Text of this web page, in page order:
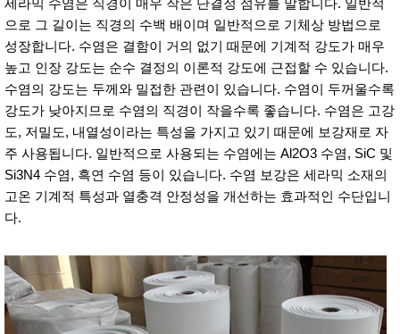
으로 그 길이는 직경의 수백 배이며 일반적으로 기체상 방법으로
성장합니다. 수염은 결함이 거의 없기 때문에 기계적 강도가 매우
높고 인장 강도는 순수 결정의 이론적 강도에 근접할 수 있습니다.
수염의 강도는 두께와 밀접한 관련이 있습니다. 수염이 두꺼울수록
강도가 낮아지므로 수염의 직경이 작을수록 좋습니다. 수염은 고강
도, 저밀도, 내열성이라는 특성을 가지고 있기 때문에 보강재로 자
주 사용됩니다. 일반적으로 사용되는 수염에는 Al2O3 수염, SiC 및
Si3N4 수염, 흑연 수염 등이 있습니다. 수염 보강은 세라믹 소재의
고온 기계적 특성과 열충격 안정성을 개선하는 효과적인 수단입니
다.